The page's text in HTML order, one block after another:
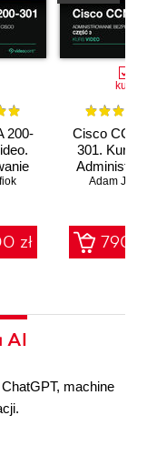
200-
zł
kurs
Cisco
301. Kurs
Adam
AI
machine